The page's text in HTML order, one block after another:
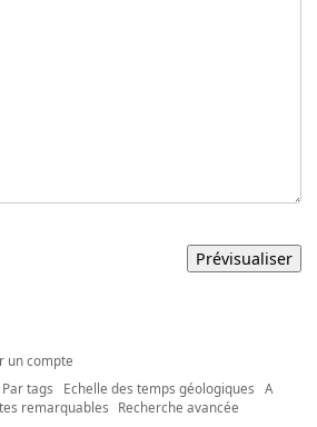
un compte
Par tags Echelle des temps géologiques
A
remarquables Recherche avancée